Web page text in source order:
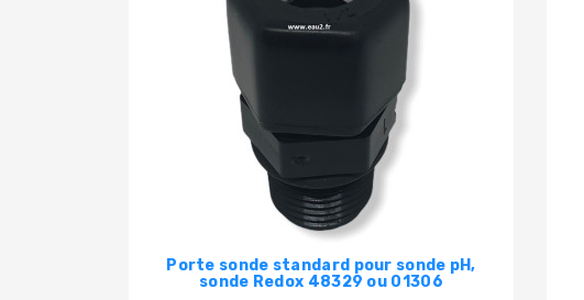
Porte sonde standard pour sonde pH,
sonde Redox 48329 ou 01306